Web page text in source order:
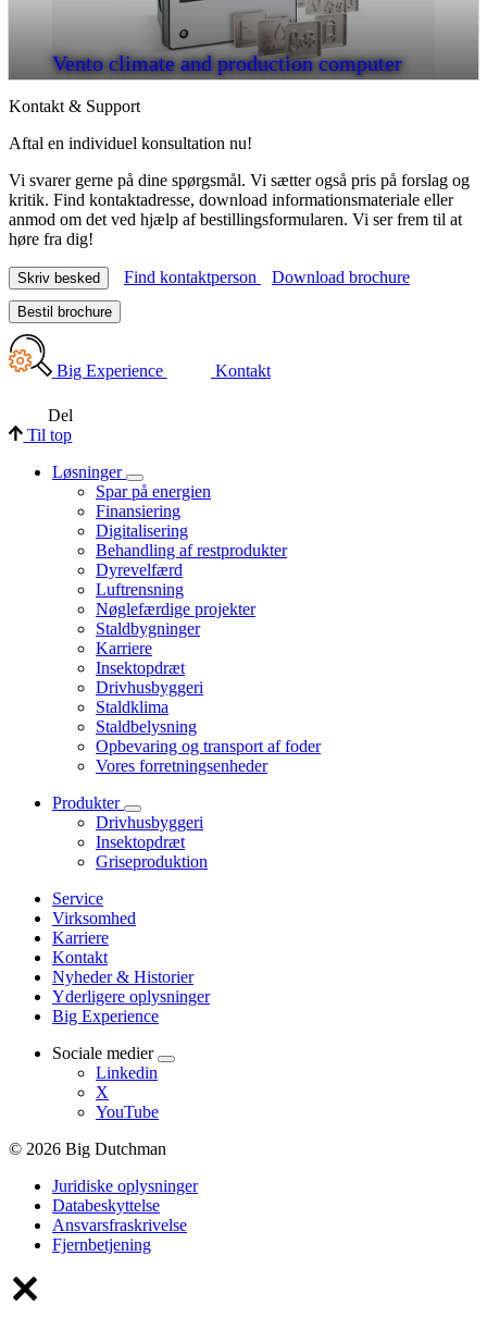
Vento climate and production computer
Kontakt & Support
Aftal en individuel konsultation nu!
Vi svarer gerne på dine spørgsmål. Vi sætter også pris på forslag og
kritik. Find kontaktadresse, download informationsmateriale eller
anmod om det ved hjælp af bestillingsformularen. Vi ser frem til at
høre fra dig!
Skriv besked Find kontaktperson Download brochure
Bestil brochure
Big Experience Kontakt
Del
Til top
Løsninger
Spar på energien
Finansiering
Digitalisering
Behandling af restprodukter
Dyrevelfærd
Luftrensning
Nøglefærdige projekter
Staldbygninger
Karriere
Insektopdræt
Drivhusbyggeri
Staldklima
Staldbelysning
Opbevaring og transport af foder
Vores forretningsenheder
Produkter
Drivhusbyggeri
Insektopdræt
Griseproduktion
Service
Virksomhed
Karriere
Kontakt
Nyheder & Historier
Yderligere oplysninger
Big Experience
Sociale medier
Linkedin
X
YouTube
© 2026 Big Dutchman
Juridiske oplysninger
Databeskyttelse
Ansvarsfraskrivelse
Fjernbetjening